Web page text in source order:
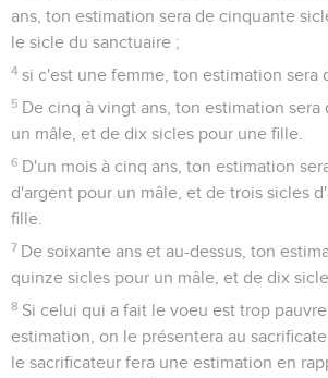
ans, ton estimation sera de cinquante
le sicle du sanctuaire ;
4 si c'est une femme, ton estimation sera
5 De cinq à vingt ans, ton estimation
un mâle, et de dix sicles pour une fille.
6 D'un mois à cinq ans, ton estimation
d'argent pour un mâle, et de trois sicles
fille.
7 De soixante ans et au-dessus, ton
quinze sicles pour un mâle, et de dix
8 Si celui qui a fait le voeu est trop
estimation, on le présentera au
le sacrificateur fera une estimation en